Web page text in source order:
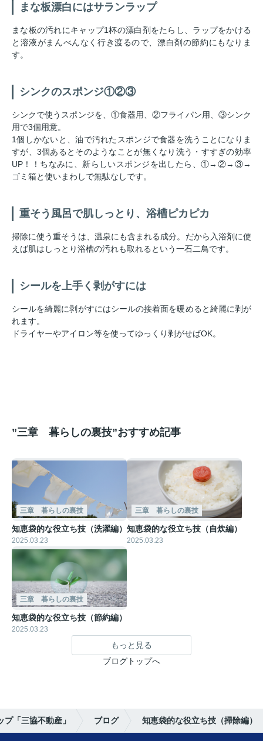
まな板漂白にはサランラップ
まな板の汚れにキャップ1杯の漂白剤をたらし、ラップをかける
と溶液がまんべんなく行き渡るので、漂白剤の節約にもなりま
す。
シンクのスポンジ①②③
シンクで使うスポンジを、①食器用、②フライパン用、③シンク
用で3個用意。
1個しかないと、油で汚れたスポンジで食器を洗うことになりま
すが、3個あるとそのようなことが無くなり洗う・すすぎの効率
UP！！ちなみに、新らしいスポンジを出したら、①→②→③→
ゴミ箱と使いまわしで無駄なしです。
重そう風呂で肌しっとり、浴槽ピカピカ
掃除に使う重そうは、温泉にも含まれる成分。だから入浴剤に使
えば肌はしっとり浴槽の汚れも取れるという一石二鳥です。
シールを上手く剥がすには
シールを綺麗に剥がすにはシールの接着面を暖めると綺麗に剥が
れます。
ドライヤーやアイロン等を使ってゆっくり剥がせばOK。
”三章 暮らしの裏技”おすすめ記事
三章 暮らしの裏技
知恵袋的な役立ち技（洗濯編）
2025.03.23
三章 暮らしの裏技
知恵袋的な役立ち技（自炊編）
2025.03.23
三章 暮らしの裏技
知恵袋的な役立ち技（節約編）
2025.03.23
もっと見る
ブログトップへ
「三協不動産」 ブログ 知恵袋的な役立ち技（掃除編）